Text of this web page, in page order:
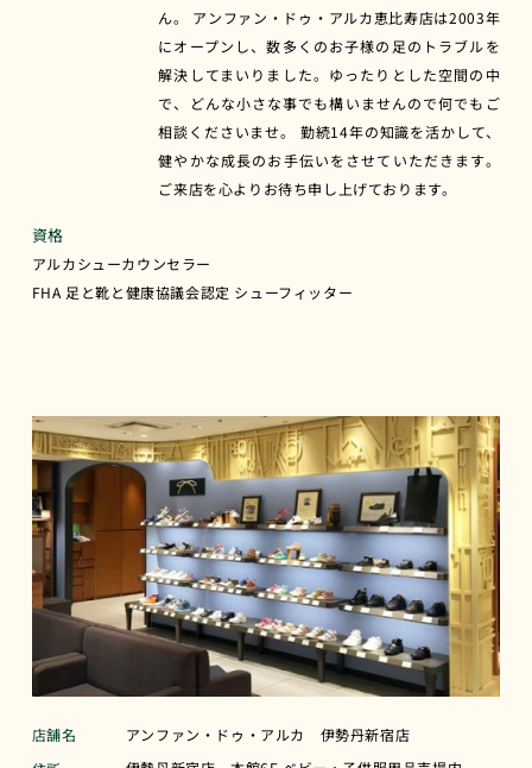
ん。 アンファン・ドゥ・アルカ恵比寿店は2003年
にオープンし、数多くのお子様の足のトラブルを
解決してまいりました。ゆったりとした空間の中
で、どんな小さな事でも構いませんので何でもご
相談くださいませ。 勤続14年の知識を活かして、
健やかな成長のお手伝いをさせていただきます。
ご来店を心よりお待ち申し上げております。
資格
アルカシューカウンセラー
FHA 足と靴と健康協議会認定 シューフィッター
店舗名
アンファン・ドゥ・アルカ 伊勢丹新宿店